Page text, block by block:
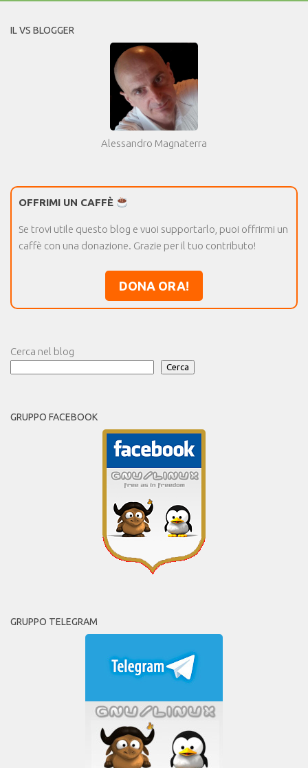
IL VS BLOGGER
Alessandro Magnaterra
OFFRIMI UN CAFFÈ
Se trovi utile questo blog e vuoi supportarlo, puoi offrirmi un
caffè con una donazione. Grazie per il tuo contributo!
DONA ORA!
Cerca nel blog
Cerca
GRUPPO FACEBOOK
GRUPPO TELEGRAM